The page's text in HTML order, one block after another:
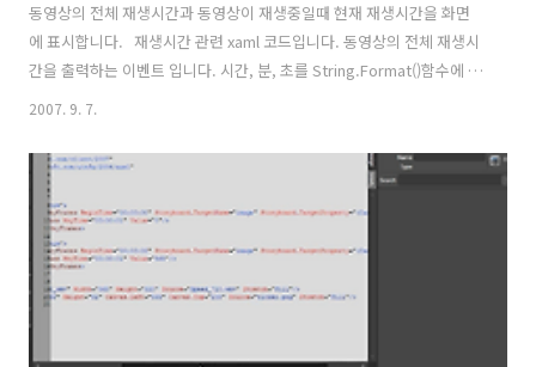
동영상의 전체 재생시간과 동영상이 재생중일때 현재 재생시간을 화면
에 표시합니다. 재생시간 관련 xaml 코드입니다. 동영상의 전체 재생시
간을 출력하는 이벤트 입니다. 시간, 분, 초를 String.Format()함수에 정
수로 포맷을 설정하여 출력합니다. 동영상의 현재 재생시간과 동영상이
합니다. timerPlayProgress_Completed 이벤트에 현재재생시간을
출력하는 코드를 집어넣습니다. OnStop_MouseLeftButtonDown 이
벤트에 동영상이 재생이 완료되면 자동적으로 현재재생시간을 00:00:00
으로 출력됩니다. 마지막으로 지금까지 강좌를 잘 따라오셨다면 동영상
재생관련 이벤트에서 아래그림에서 처럼 특정..
2007. 9. 7.